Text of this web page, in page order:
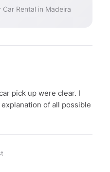
Rental in Madeira
pick up were clear. I
of all possible